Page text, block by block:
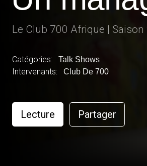
Le Club 700 Afrique | Saison
Catégories: Talk Shows
Intervenants: Club De 700
Lecture Partager